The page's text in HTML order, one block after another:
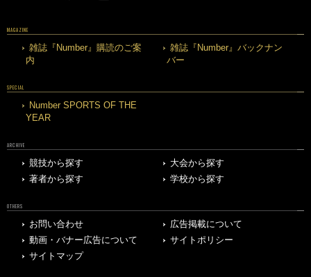
MAGAZINE
雑誌『Number』購読のご案
内
雑誌『Number』バックナン
バー
SPECIAL
Number SPORTS OF THE
YEAR
ARCHIVE
競技から探す
大会から探す
著者から探す
学校から探す
OTHERS
お問い合わせ
広告掲載について
動画・バナー広告について
サイトポリシー
サイトマップ